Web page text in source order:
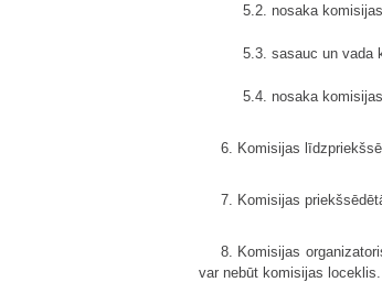
5.2. nosaka
5.3. sasauc un vada
5.4. nosaka
6. Komisijas
7. Komisijas
8. Komisijas
var nebūt komisijas loceklis.